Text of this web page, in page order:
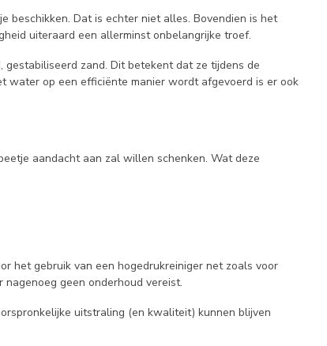
beschikken. Dat is echter niet alles. Bovendien is het
uiteraard een allerminst onbelangrijke troef.
zand. Dit betekent dat ze tijdens de
water op een efficiënte manier wordt afgevoerd is er ook
aandacht aan zal willen schenken. Wat deze
het gebruik van een hogedrukreiniger net zoals voor
geen onderhoud vereist.
uitstraling (en kwaliteit) kunnen blijven